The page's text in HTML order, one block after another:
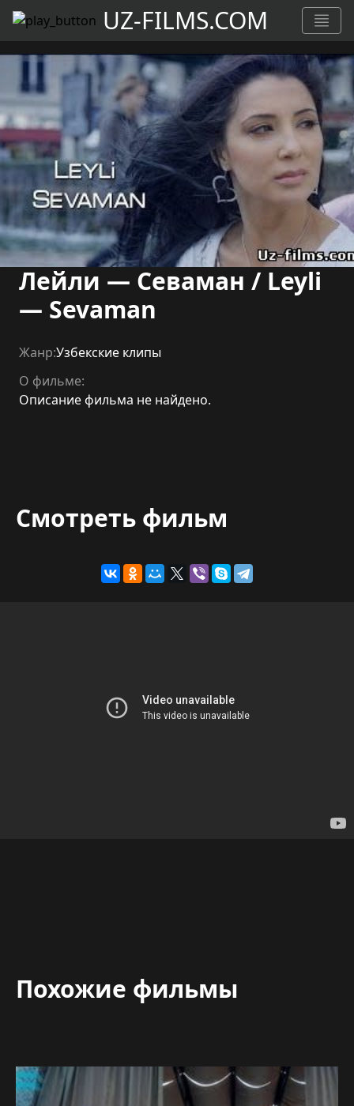
UZ-FILMS.COM
Лейли — Севаман / Leyli
— Sevaman
Жанр:Узбекские клипы
О фильме:
Описание фильма не найдено.
Смотреть фильм
Похожие фильмы